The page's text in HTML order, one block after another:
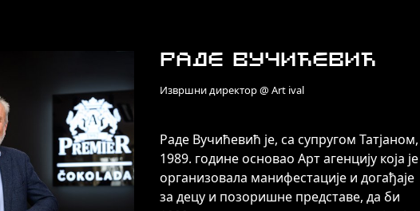
Раде Вучићевић
Извршни директор @ Art ival
Раде Вучићевић је, са супругом Татјаном,
1989. године основао Арт агенцију која је
организовала манифестације и догађаје
за децу и позоришне представе, да би